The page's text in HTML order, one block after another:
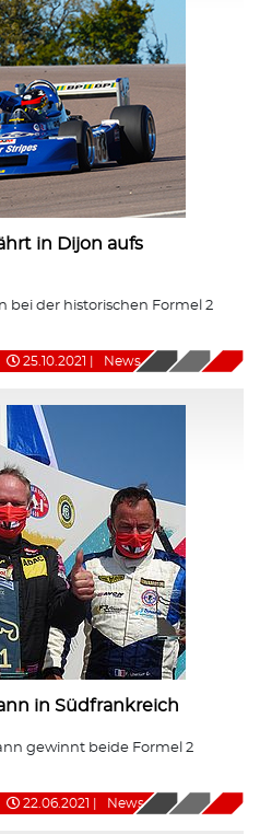
in Dijon aufs
bei der historischen Formel 2
25.10.2021 News
in Südfrankreich
gewinnt beide Formel 2
22.06.2021 News